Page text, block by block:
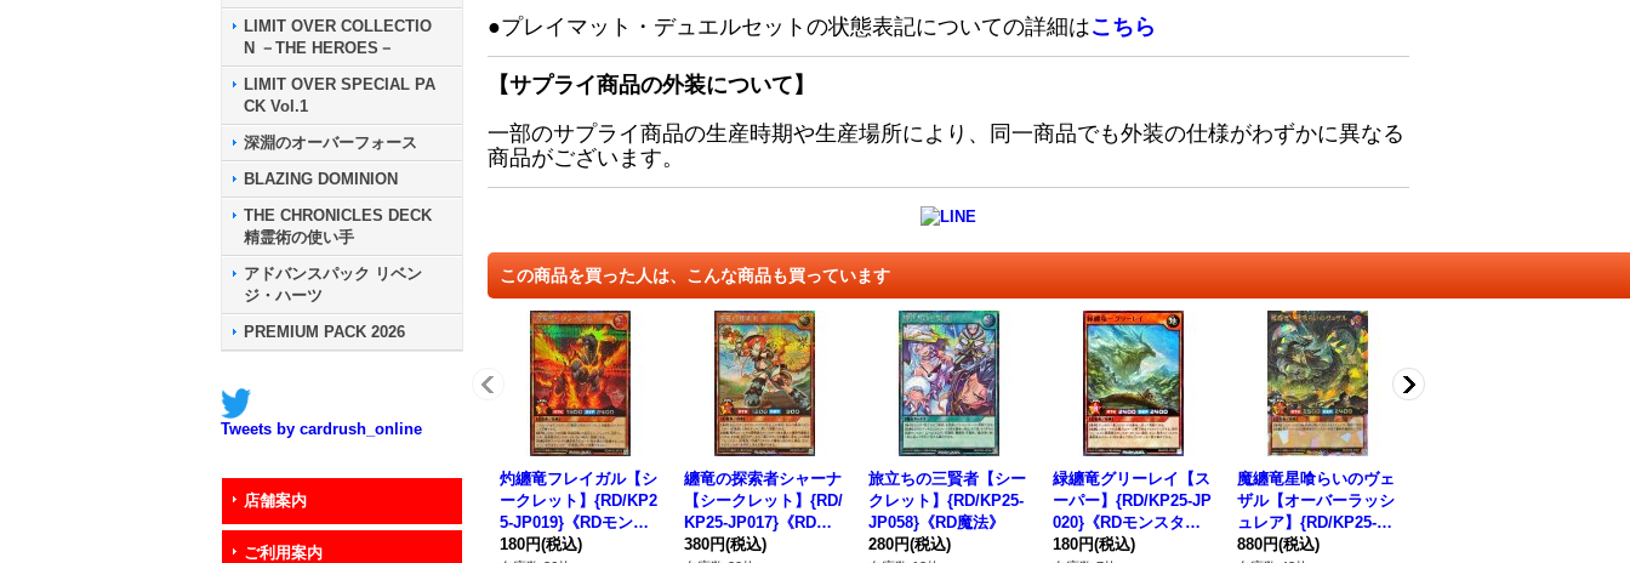
LIMIT OVER COLLECTIO
N －THE HEROES－
LIMIT OVER SPECIAL PA
CK Vol.1
深淵のオーバーフォース
BLAZING DOMINION
THE CHRONICLES DECK
精霊術の使い手
アドバンスパック リベン
ジ・ハーツ
PREMIUM PACK 2026
Tweets by cardrush_online
店舗案内
ご利用案内
●プレイマット・デュエルセットの状態表記についての詳細はこちら
【サプライ商品の外装について】
一部のサプライ商品の生産時期や生産場所により、同一商品でも外装の仕様がわずかに異なる
商品がございます。
この商品を買った人は、こんな商品も買っています
灼纏竜フレイガル【シ
ークレット】{RD/KP2
5-JP019}《RDモンス
ター》
180円(税込)
纏竜の探索者シャーナ
【シークレット】{RD/
KP25-JP017}《RDモ
ンスター》
380円(税込)
旅立ちの三賢者【シー
クレット】{RD/KP25-
JP058}《RD魔法》
280円(税込)
緑纏竜グリーレイ【ス
ーパー】{RD/KP25-JP
020}《RDモンスタ
ー》
180円(税込)
魔纏竜星喰らいのヴェ
ザル【オーバーラッシ
ュレア】{RD/KP25-JP
021}《RDモンスタ
880円(税込)